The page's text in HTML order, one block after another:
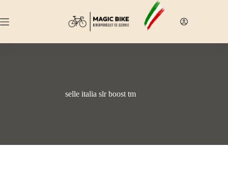
content
selle italia slr boost tm